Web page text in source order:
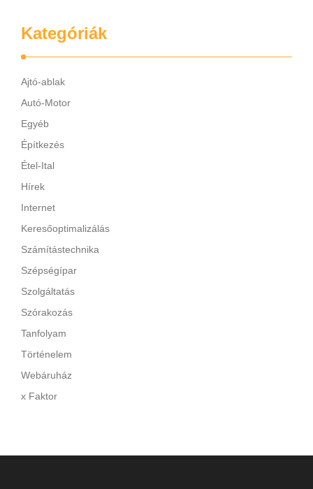
Kategóriák
Ajtó-ablak
Autó-Motor
Egyéb
Építkezés
Étel-Ital
Hírek
Internet
Keresőoptimalizálás
Számítástechnika
Szépségípar
Szolgáltatás
Szórakozás
Tanfolyam
Történelem
Webáruház
x Faktor